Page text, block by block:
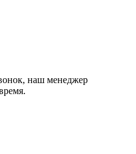
наш менеджер